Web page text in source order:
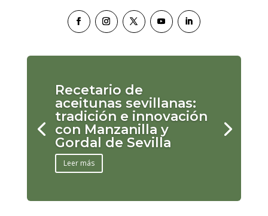
Recetario de
aceitunas sevillanas:
tradición e innovación
con Manzanilla y
Gordal de Sevilla
Leer más